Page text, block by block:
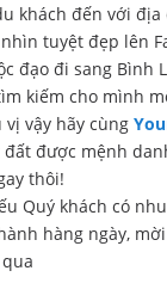
khách đến với
tuyệt đẹp lên
đạo đi sang Bình
kiếm cho mình
vậy hãy cùng
đất được mệnh
thôi!
Quý khách có
hàng ngày,
qua